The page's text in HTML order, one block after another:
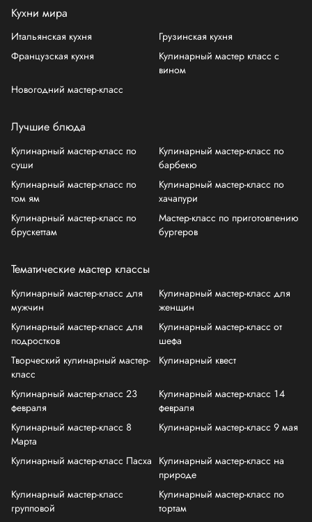
Кухни мира
Итальянская кухня
Грузинская кухня
Французская кухня
Кулинарный мастер класс с
вином
Новогодний мастер-класс
Лучшие блюда
Кулинарный мастер-класс по
суши
Кулинарный мастер-класс по
барбекю
Кулинарный мастер-класс по
том ям
Кулинарный мастер-класс по
хачапури
Кулинарный мастер-класс по
брускеттам
Мастер-класс по приготовлению
бургеров
Тематические мастер классы
Кулинарный мастер-класс для
мужчин
Кулинарный мастер-класс для
женщин
Кулинарный мастер-класс для
подростков
Кулинарный мастер-класс от
шефа
Творческий кулинарный мастер-
класс
Кулинарный квест
Кулинарный мастер-класс 23
февраля
Кулинарный мастер-класс 14
февраля
Кулинарный мастер-класс 8
Марта
Кулинарный мастер-класс 9 мая
Кулинарный мастер-класс Пасха Кулинарный мастер-класс на
природе
Кулинарный мастер-класс
групповой
Кулинарный мастер-класс по
тортам